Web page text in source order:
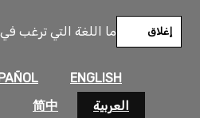
ما اللغة التي ترغب
ENGLISH
العربية
简中
إغلاق
المحتوى